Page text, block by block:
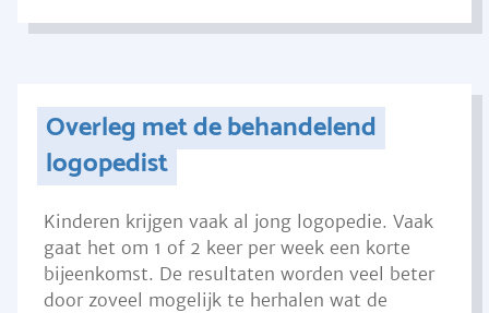
Overleg met de behandelend
logopedist
Kinderen krijgen vaak al jong logopedie. Vaak
gaat het om 1 of 2 keer per week een korte
bijeenkomst. De resultaten worden veel beter
door zoveel mogelijk te herhalen wat de